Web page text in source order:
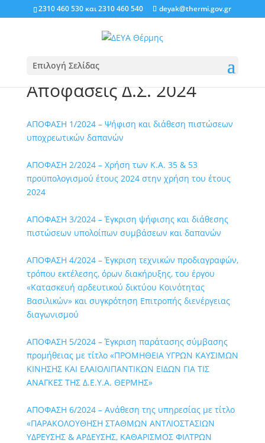
2310 460 530 και2310 460 540 deyak@thermi.gov.gr
Επιλογή Σελίδας
Αποφάσεις Δ.Σ. 2024
ΑΠΟΦΑΣΗ 1/2024 – Ψήφιση και διάθεση πιστώσεων
υποχρεωτικών δαπανών
ΑΠΟΦΑΣΗ 2/2024 – Χρήση των Κ.Α. 35 & 53
προϋπολογισμού έτους 2024 στην χρήση του έτους
2024
ΑΠΟΦΑΣΗ 3/2024 – Έγκριση ψήφισης και διάθεσης
πιστώσεων υπολοίπων συμβάσεων και δαπανών
ΑΠΟΦΑΣΗ 4/2024 – Έγκριση τεχνικών προδιαγραφών,
τρόπου εκτέλεσης, όρων διακήρυξης, του έργου
«Κατασκευή αρδευτικού δικτύου Κοινότητας
Βασιλικών» και συγκρότηση Επιτροπής διενέργειας
διαγωνισμού
ΑΠΟΦΑΣΗ 5/2024 – Έγκριση παράτασης σύμβασης
προμήθειας με τίτλο «ΠΡΟΜΗΘΕΙΑ ΥΓΡΩΝ ΚΑΥΣΙΜΩΝ
ΚΙΝΗΣΗΣ ΚΑΙ ΕΛΑΙΟΛΙΠΑΝΤΙΚΩΝ ΕΙΔΩΝ ΓΙΑ ΤΙΣ
ΑΝΑΓΚΕΣ ΤΗΣ Δ.Ε.Υ.Α. ΘΕΡΜΗΣ»
ΑΠΟΦΑΣΗ 6/2024 – Ανάθεση της υπηρεσίας με τίτλο
«ΠΑΡΑΚΟΛΟΥΘΗΣΗ ΣΤΑΘΜΩΝ ΑΝΤΛΙΟΣΤΑΣΙΩΝ
ΥΔΡΕΥΣΗΣ & ΑΡΔΕΥΣΗΣ, ΚΑΘΑΡΙΣΜΟΣ ΦΙΛΤΡΩΝ